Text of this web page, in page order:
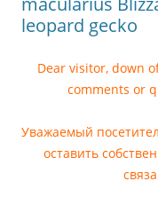
leopard gecko
Dear visitor, down
comments or
Уважаемый
оставить